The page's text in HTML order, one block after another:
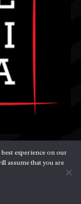
best experience on our
assume that you are